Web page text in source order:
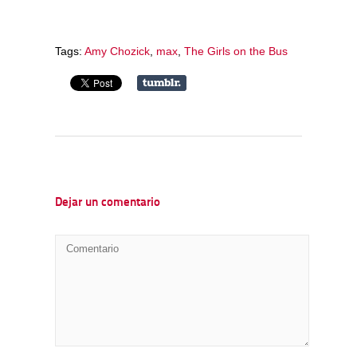
Tags: Amy Chozick max The Girls on the Bus
Dejar un comentario